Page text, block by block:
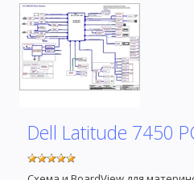
Dell Latitude 7450